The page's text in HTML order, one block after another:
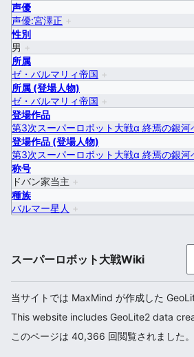
声優
声優:宮澤正 +
性別
男 +
所属
ゼ・バルマリィ帝国 +
所属 (登場人物)
ゼ・バルマリィ帝国 +
登場作品
第3次スーパーロボット大戦α 終焉の銀河
登場作品 (登場人物)
第3次スーパーロボット大戦α 終焉の銀河
称号
ドバン家当主 +
種族
バルマー星人
+
スーパーロボット大戦Wiki
当サイトでは MaxMind が作成した
This website includes GeoLite2 data
このページは 40,366 回閲覧されました。